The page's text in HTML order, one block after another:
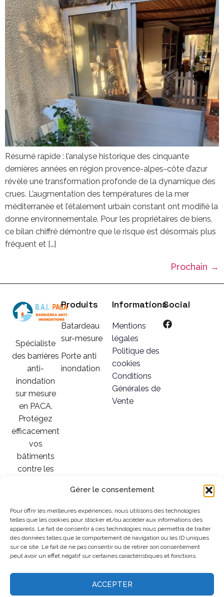
Gérer le consentement
Pour offrir les meilleures expériences, nous utilisons des technologies
telles que les cookies pour stocker et/ou accéder aux informations des
appareils. Le fait de consentir à ces technologies nous permettra de traiter
des données telles que le comportement de navigation ou les ID uniques
sur ce site. Le fait de ne pas consentir ou de retirer son consentement
peut avoir un effet négatif sur certaines caractéristiques et fonctions.
ACCEPTER
Résumé rapide : l’analyse historique des cinquante
dernières années en région provence-alpes-côte d’azur
révèle une transformation profonde de la dynamique des
crues. L’augmentation des températures de la mer
méditerranée et l’étalement urbain constant ont modifié la
donne environnementale. Pour les propriétaires de biens,
ce bilan chiffré démontre que le risque est désormais plus
fréquent et […]
Prochain →
Spécialiste
des barrières
anti-
inondation
sur mesure
en PACA.
Protégez
efficacement
vos
bâtiments
contre les
Installation &
vente –
Contactez-
nous !
Produits
Batardeau
sur-mesure
Porte anti
inondation
Informations
Mentions
légales
Politique des
cookies
Conditions
Générales de
Vente
Social